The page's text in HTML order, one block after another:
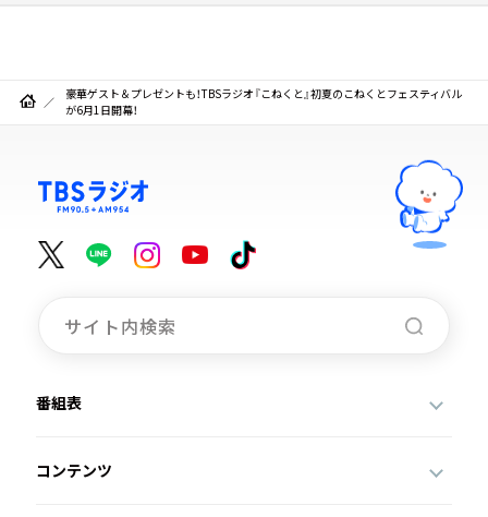
豪華ゲスト＆プレゼントも！TBSラジオ『こねくと』初夏のこねくとフェスティバル
が6月1日開幕！
番組表
コンテンツ